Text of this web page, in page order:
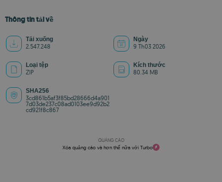
Thông tin tải về
Tải xuống
2.547.248
Ngày
9 Th03 2026
Loại tệp
ZIP
Kích thước
80.34 MB
SHA256
3cd861b5af3f85bd28666d4a901
7d03de237c08ad0103ee9d92b2
cd921f8c867
QUẢNG CÁO
Xóa quảng cáo và hơn thế nữa với Turbo